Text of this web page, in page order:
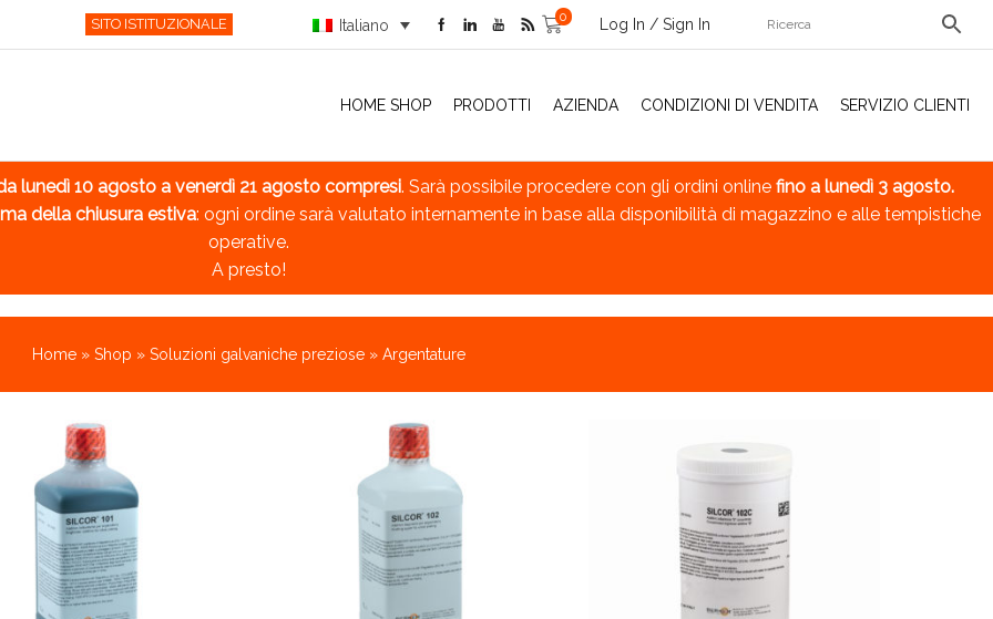
SITO ISTITUZIONALE Italiano
0 Log In / Sign In
HOME SHOP PRODOTTI AZIENDA CONDIZIONI DI VENDITA SERVIZIO CLIENTI
lunedì 10 agosto a venerdì 21 agosto compresi. Sarà possibile procedere con gli ordini online fino a lunedì 3 agosto.
della chiusura estiva: ogni ordine sarà valutato internamente in base alla disponibilità di magazzino e alle tempistiche
operative.
A presto!
Home» Shop » Soluzioni galvaniche preziose» Argentature